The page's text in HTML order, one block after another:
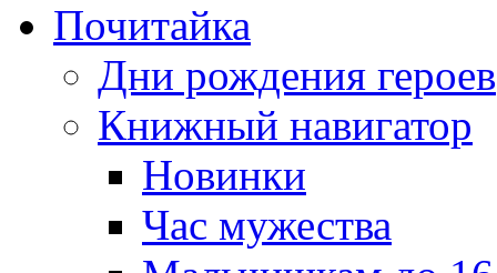
Почитайка
Дни рождения героев
Книжный навигатор
Новинки
Час мужества